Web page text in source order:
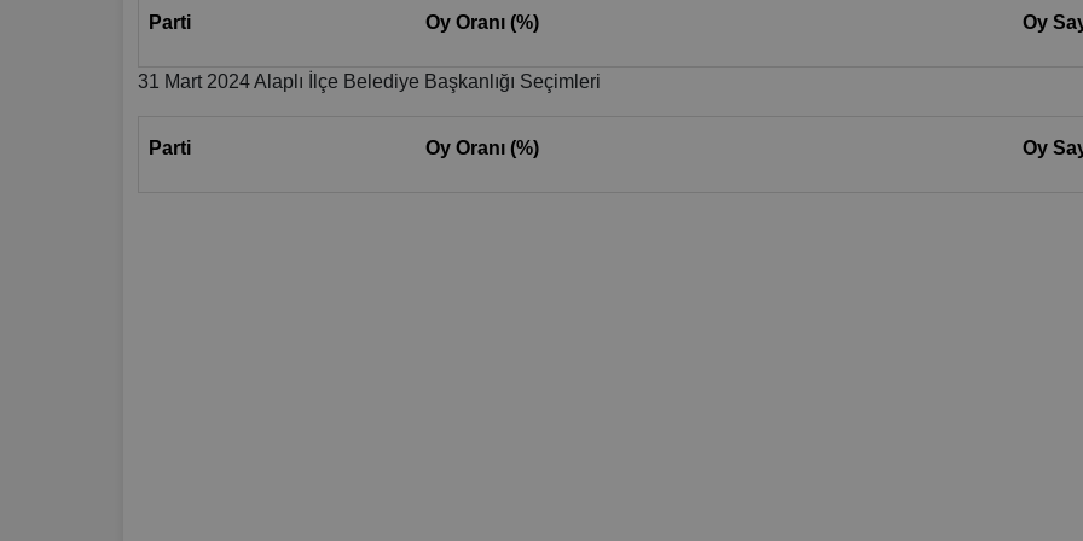
Parti Oy Oranı (%) Oy
31 Mart 2024 Alaplı İlçe Belediye Başkanlığı Seçimleri
Parti Oy Oranı (%) Oy